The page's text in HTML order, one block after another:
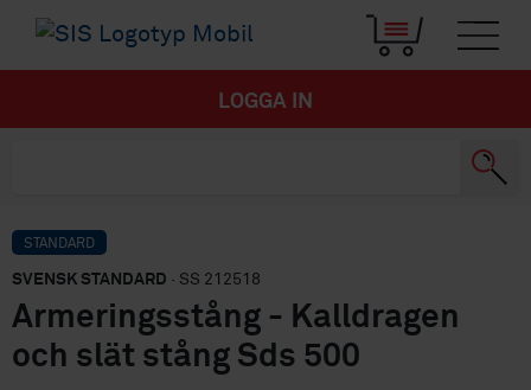
LOGGA IN
STANDARD
SVENSK STANDARD · SS 212518
Armeringsstång - Kalldragen
och slät stång Sds 500